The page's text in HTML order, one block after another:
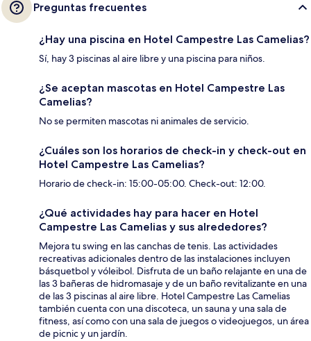
Preguntas frecuentes
¿Hay una piscina en Hotel Campestre Las Camelias?
Sí, hay 3 piscinas al aire libre y una piscina para niños.
¿Se aceptan mascotas en Hotel Campestre Las
Camelias?
No se permiten mascotas ni animales de servicio.
¿Cuáles son los horarios de check-in y check-out en
Hotel Campestre Las Camelias?
Horario de check-in: 15:00-05:00. Check-out: 12:00.
¿Qué actividades hay para hacer en Hotel
Campestre Las Camelias y sus alrededores?
Mejora tu swing en las canchas de tenis. Las actividades
recreativas adicionales dentro de las instalaciones incluyen
básquetbol y vóleibol. Disfruta de un baño relajante en una de
las 3 bañeras de hidromasaje y de un baño revitalizante en una
de las 3 piscinas al aire libre. Hotel Campestre Las Camelias
también cuenta con una discoteca, un sauna y una sala de
fitness, así como con una sala de juegos o videojuegos, un área
de picnic y un jardín.